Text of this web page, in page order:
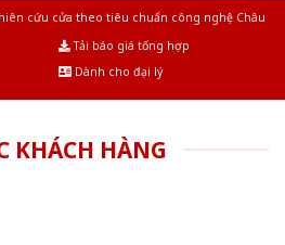
cứu cửa theo tiêu chuẩn công nghệ Châu
Tải báo giá tổng hợp
Dành cho đại lý
KHÁCH HÀNG